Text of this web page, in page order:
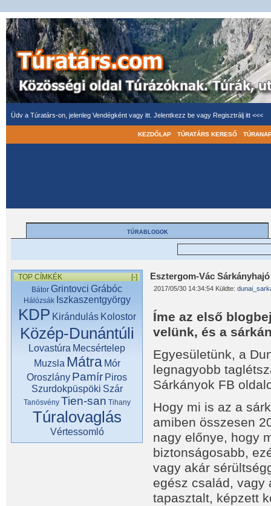
Üdv a Túratárs-on, jelenleg Vendégként vagy itt. Jelentkezz be vagy Regisztrálj itt <<<
KEZDŐLAP TÚRATÁRS KERESŐ
TÚRABLOGOK
TOP CÍMKÉK
[-]
Bátor Grintovci Grábóc
Hálózsák Iszkaszentgyörgy
KDP Kirándulás Kolostor
Közép-Dunántúli
Lovastúra Mecsértelep
Muzsla Mátra Mór
Oroszlány Pamír Piros
Szurdokpüspöki Szár
Tanösvény Tien-san Tihany
Túralovaglás
Vértessomló
Esztergom-Vác
2017/05/30 14:34:54 Küldte:
Íme az első
velünk, és a
Egyesületünk, a
legnagyobb
Sárkányok FB
Hogy mi is az a
amiben összesen
nagy előnye, hogy
biztonságosabb,
vagy akár
egész család, vagy
tapasztalt, képzett